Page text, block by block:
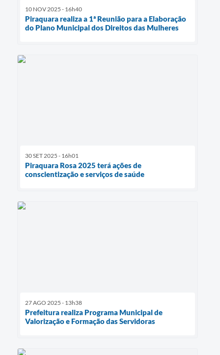
10 NOV 2025 - 16h40
Piraquara realiza a 1ª Reunião para a Elaboração
do Plano Municipal dos Direitos das Mulheres
30 SET 2025 - 16h01
Piraquara Rosa 2025 terá ações de
conscientização e serviços de saúde
27 AGO 2025 - 13h38
Prefeitura realiza Programa Municipal de
Valorização e Formação das Servidoras